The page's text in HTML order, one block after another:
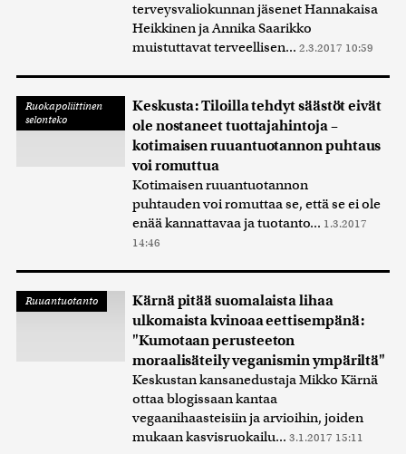
terveysvaliokunnan jäsenet Hannakaisa
Heikkinen ja Annika Saarikko
muistuttavat terveellisen... 2.3.2017 10:59
Ruokapoliittinen
selonteko
Keskusta: Tiloilla tehdyt säästöt eivät
ole nostaneet tuottajahintoja –
kotimaisen ruuantuotannon puhtaus
voi romuttua
Kotimaisen ruuantuotannon
puhtauden voi romuttaa se, että se ei ole
enää kannattavaa ja tuotanto... 1.3.2017
14:46
Ruuantuotanto
Kärnä pitää suomalaista lihaa
ulkomaista kvinoaa eettisempänä:
"Kumotaan perusteeton
moraalisäteily veganismin ympäriltä"
Keskustan kansanedustaja Mikko Kärnä
ottaa blogissaan kantaa
vegaanihaasteisiin ja arvioihin, joiden
mukaan kasvisruokailu... 3.1.2017 15:11